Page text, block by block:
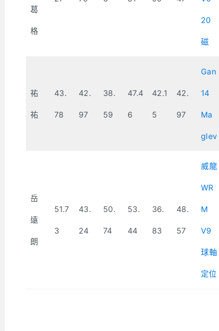
葛
格
20
磁
祐
祐
43.
78
42.
97
38.
59
47.4
6
42.1
5
42.
97
Gan
14
Ma
glev
岳
遠
朗
51.7
3
43.
24
50.
74
53.
44
36.
83
48.
57
威龍
WR
M
V9
球軸
定位